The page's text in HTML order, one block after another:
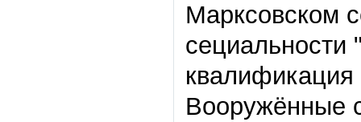
Марксовском
сециальности
квалификация
Вооружённые